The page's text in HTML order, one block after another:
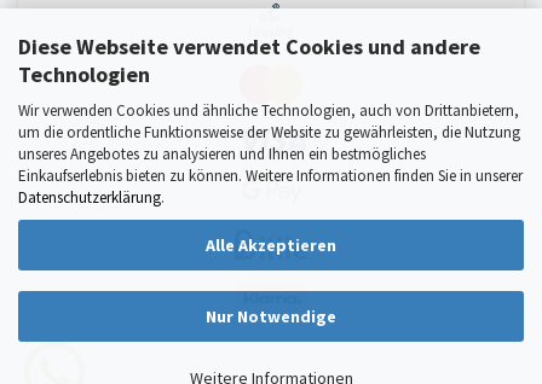
Diese Webseite verwendet Cookies und andere
Technologien
Wir verwenden Cookies und ähnliche Technologien, auch von Drittanbietern,
um die ordentliche Funktionsweise der Website zu gewährleisten, die Nutzung
unseres Angebotes zu analysieren und Ihnen ein bestmögliches
Einkaufserlebnis bieten zu können. Weitere Informationen finden Sie in unserer
Datenschutzerklärung.
Alle Akzeptieren
Nur Notwendige
Weitere Informationen